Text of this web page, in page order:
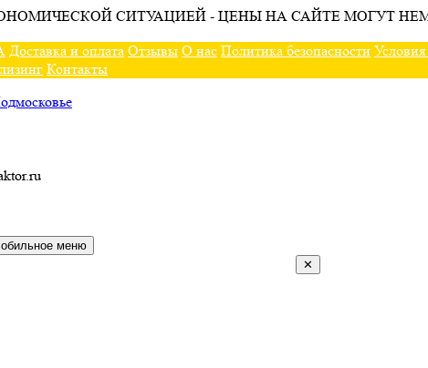
СИТУАЦИЕЙ - ЦЕНЫ НА САЙТЕ МОГУТ
Доставка и оплата Отзывы О нас Политика безопасности
Контакты
меню
✕